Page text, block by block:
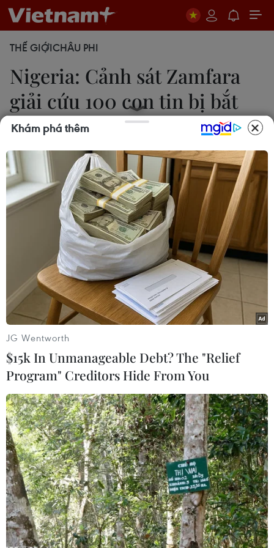
THẾ GIỚICHÂU PHI
Nigeria: Cảnh sát Zamfara
giải cứu 100 con tin bị bắt
cóc
Văn Khoa
21/07/2021 13:41
Các con tin bao gồm cả phụ nữ, trẻ em và những
bà mẹ đang cho con bú, đã bị bắt cóc ở phía Tây
Bắc Nigeria hồi tháng Sáu; họ sẽ được kiểm tra sức
khỏe trước khi đoàn tụ với gia đình.
Lực lượng an ninh chờ đón các nữ sinh được giải cứu ở
Jangebe, Zamfara (Nigeria) hồi tháng 3/2021. (Nguồn:
trtworld.com)
Cảnh sát bang Zamfara (Nigeria) ngày 21/7 cho
biết 100 con tin đã được giải cứu an toàn.
Các con tin bao gồm cả phụ nữ, trẻ em và
Khám phá thêm
JG Wentworth
$15k In Unmanageable Debt? The "Relief
Program" Creditors Hide From You